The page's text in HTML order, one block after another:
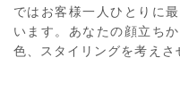
ではお客様一人ひとりに
います。あなたの顔立ち
色、スタイリングを考えさ